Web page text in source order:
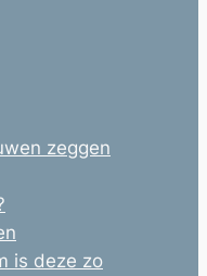
zeggen
is deze zo